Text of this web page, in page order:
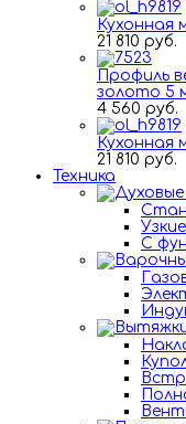
Кухонная
21 810 руб.
Профиль
золото 5
4 560 руб.
Кухонная
21 810 руб.
Техника
С